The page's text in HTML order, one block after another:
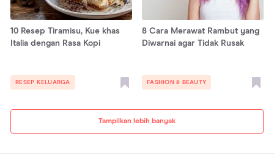
Tampilkan lebih banyak
10 Resep Tiramisu, Kue khas
Italia dengan Rasa Kopi
RESEP KELUARGA
8 Cara Merawat Rambut yang
Diwarnai agar Tidak Rusak
FASHION & BEAUTY